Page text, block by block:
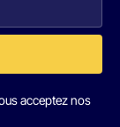
acceptez nos